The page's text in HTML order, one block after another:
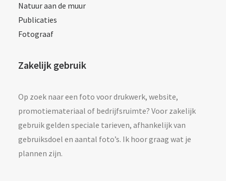
Natuur aan de muur
Publicaties
Fotograaf
Zakelijk gebruik
Op zoek naar een foto voor drukwerk, website,
promotiemateriaal of bedrijfsruimte? Voor zakelijk
gebruik gelden speciale tarieven, afhankelijk van
gebruiksdoel en aantal foto’s. Ik hoor graag wat je
plannen zijn.